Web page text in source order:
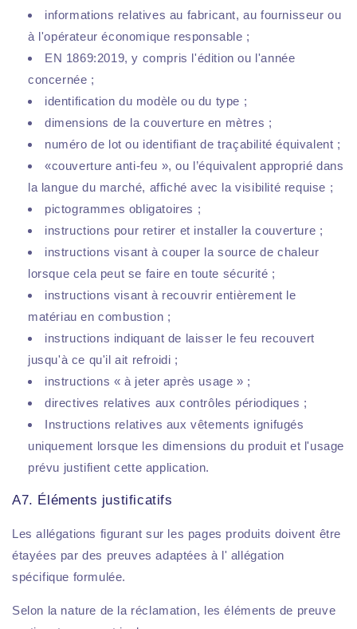
informations relatives au fabricant, au fournisseur ou
à l'opérateur économique responsable ;
EN 1869:2019, y compris l'édition ou l'année
concernée ;
identification du modèle ou du type ;
dimensions de la couverture en mètres ;
numéro de lot ou identifiant de traçabilité équivalent ;
«couverture anti-feu », ou l’équivalent approprié dans
la langue du marché, affiché avec la visibilité requise ;
pictogrammes obligatoires ;
instructions pour retirer et installer la couverture ;
instructions visant à couper la source de chaleur
lorsque cela peut se faire en toute sécurité ;
instructions visant à recouvrir entièrement le
matériau en combustion ;
instructions indiquant de laisser le feu recouvert
jusqu'à ce qu'il ait refroidi ;
instructions « à jeter après usage » ;
directives relatives aux contrôles périodiques ;
Instructions relatives aux vêtements ignifugés
uniquement lorsque les dimensions du produit et l'usage
prévu justifient cette application.
A7. Éléments justificatifs
Les allégations figurant sur les pages produits doivent être
étayées par des preuves adaptées à l' allégation
spécifique formulée.
Selon la nature de la réclamation, les éléments de preuve